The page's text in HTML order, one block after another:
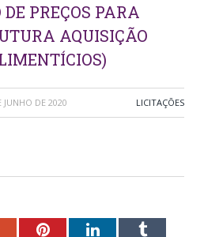
DE PREÇOS PARA
AQUISIÇÃO
JUNHO DE 2020 LICITAÇÕES
Google+PinterestLinkedInTumblr